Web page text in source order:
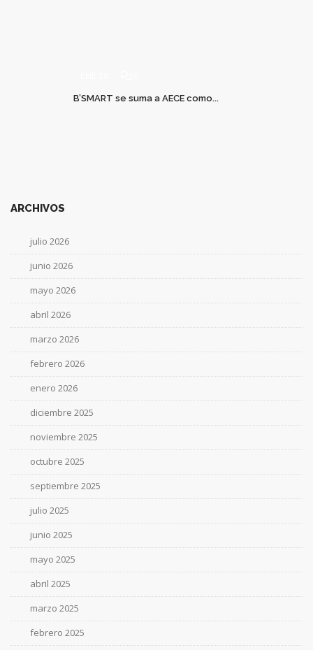
B’SMART se suma a AECE como...
ARCHIVOS
julio 2026
junio 2026
mayo 2026
abril 2026
marzo 2026
febrero 2026
enero 2026
diciembre 2025
noviembre 2025
octubre 2025
septiembre 2025
julio 2025
junio 2025
mayo 2025
abril 2025
marzo 2025
febrero 2025